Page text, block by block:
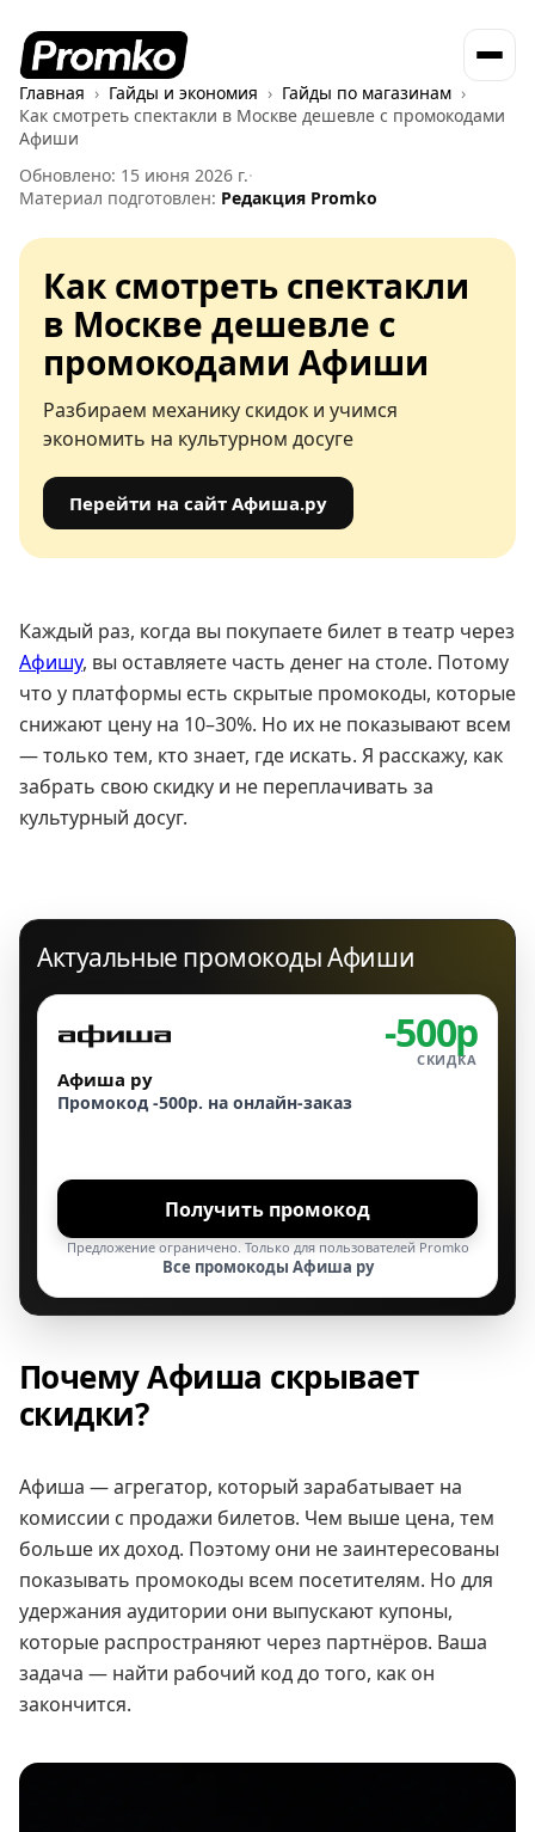
Главная Гайды и экономия
Гайды по магазинам
Как смотреть спектакли в Москве дешевле с промокодами
Афиши
Обновлено: 15 июня 2026 г.·
Материал подготовлен: Редакция Promko
Как смотреть спектакли
в Москве дешевле с
промокодами Афиши
Разбираем механику скидок и учимся
экономить на культурном досуге
Перейти на сайт Афиша.ру
Каждый раз, когда вы покупаете билет в театр через
Афишу, вы оставляете часть денег на столе. Потому
что у платформы есть скрытые промокоды, которые
снижают цену на 10–30%. Но их не показывают всем
— только тем, кто знает, где искать. Я расскажу, как
забрать свою скидку и не переплачивать за
культурный досуг.
Актуальные промокоды Афиши
-500р
СКИДКА
Афиша ру
Промокод -500р. на онлайн-заказ
Получить промокод
Предложение ограничено. Только для пользователей Promko
Все промокоды Афиша ру
Почему Афиша скрывает
скидки?
Афиша — агрегатор, который зарабатывает на
комиссии с продажи билетов. Чем выше цена, тем
больше их доход. Поэтому они не заинтересованы
показывать промокоды всем посетителям. Но для
удержания аудитории они выпускают купоны,
которые распространяют через партнёров. Ваша
задача — найти рабочий код до того, как он
закончится.